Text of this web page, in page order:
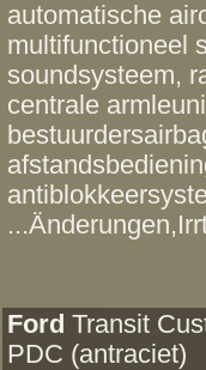
automatische
multifunctioneel
soundsysteem,
centrale
Ford Transit
PDC (antraciet)